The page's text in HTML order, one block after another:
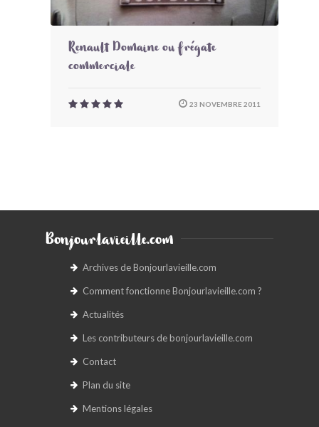
Renault Domaine ou frégate
commerciale
23 NOVEMBRE 2011
Bonjourlavieille.com
Archives de Bonjourlavieille.com
Comment fonctionne Bonjourlavieille.com ?
Actualités
Les contributeurs de bonjourlavieille.com
Contact
Plan du site
Mentions légales